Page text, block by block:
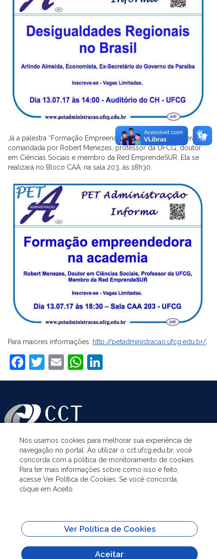
Já a palestra “Formação Empreendedora na Academia” será
comandada por Robert Menezes, professor da UFCG, doutor
em Ciências Sociais e membro da Red EmprendeSUR. Ela se
realizará no Bloco CAA, na sala 203, às 18h30.
Para maiores informações: http://petadministracao.ufcg.edu.br/
Facebook
Twitter
EmailWhatsApp
ASSUNTOS
ACESSO À INFORMAÇÃO
SITES IMPORTANTES
Nós usamos cookies para melhorar sua experiência de
navegação no portal. Ao utilizar o cct.ufcg.edu.br, você
concorda com a política de monitoramento de cookies.
Para ter mais informações sobre como isso é feito,
acesse Ver Política de Cookies. Se você concorda,
clique em Aceito.
Ver Política de Cookies
Aceitar